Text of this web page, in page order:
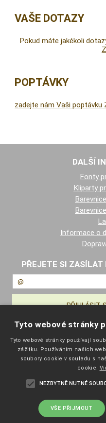
VAŠE DOTAZY
Pokud máte jakékoli
POPTÁVKY
zadejte nám Vaši poptávku
DALŠÍ
Fonty
Kliparty
Informace o
PŘEJETE SI ZASÍLAT
Tyto webové stránky
Tyto webové stránky používají
zážitku. Používáním našich
soubory cookie v souladu s
cookie.
NEZBYTNĚ NUTNÉ
VŠE PŘIJMOUT